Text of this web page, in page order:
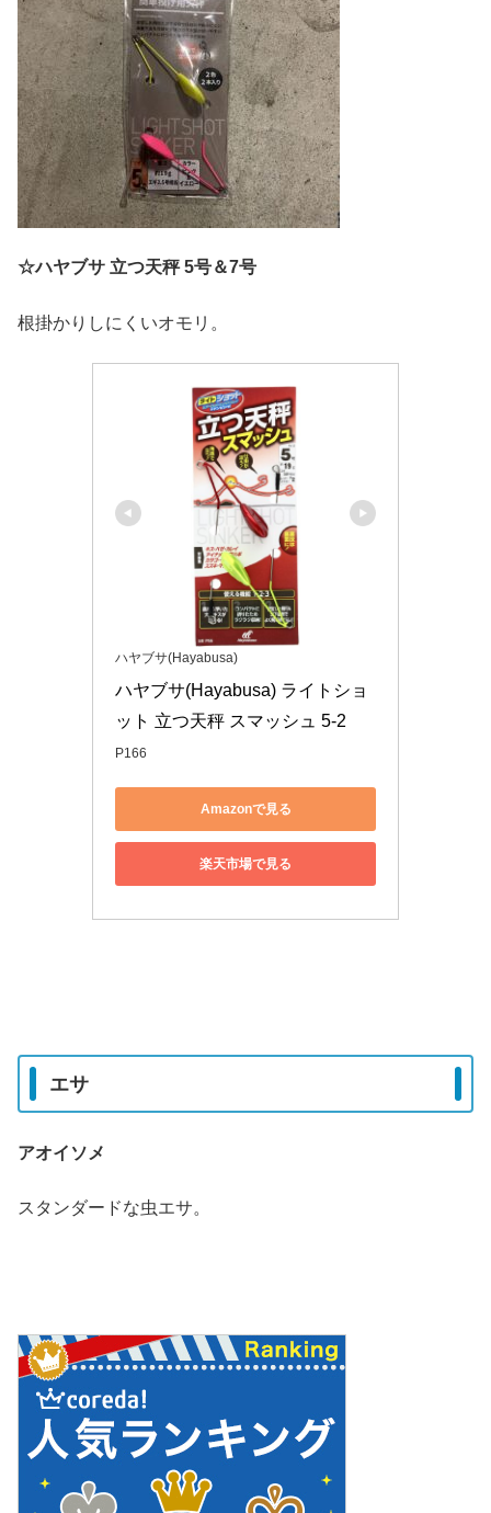
☆ハヤブサ 立つ天秤 5号＆7号
根掛かりしにくいオモリ。
ハヤブサ(Hayabusa)
ハヤブサ(Hayabusa) ライトショ
ット 立つ天秤 スマッシュ 5-2
P166
Amazonで見る
楽天市場で見る
エサ
アオイソメ
スタンダードな虫エサ。